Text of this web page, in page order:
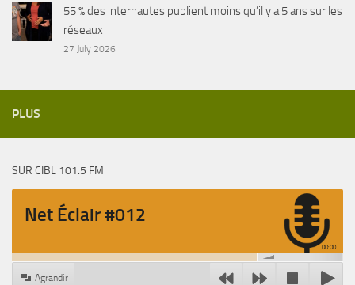
55 % des internautes publient moins qu’il y a 5 ans sur les
réseaux
27 July 2026
PLUS
SUR CIBL 101.5 FM
Net Éclair #012
00:00
Agrandir